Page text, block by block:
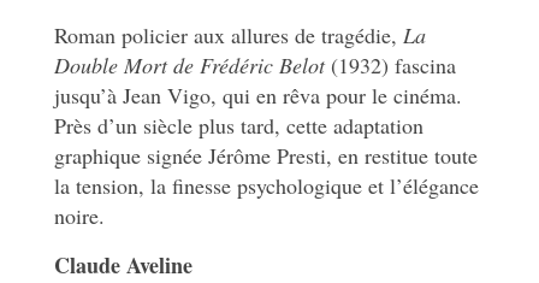
Roman policier aux allures de tragédie, La
Double Mort de Frédéric Belot(1932) fascina
jusqu’à Jean Vigo, qui en rêva pour le cinéma.
Près d’un siècle plus tard, cette adaptation
graphique signée Jérôme Presti, en restitue toute
la tension, la finesse psychologique et l’élégance
noire.
Claude Aveline